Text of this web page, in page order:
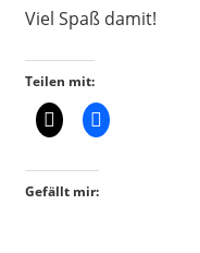
Viel Spaß damit!
Teilen mit:
Gefällt mir: